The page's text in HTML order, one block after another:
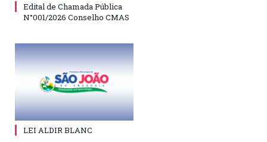
Edital de Chamada Pública
N°001/2026 Conselho CMAS
LEI ALDIR BLANC